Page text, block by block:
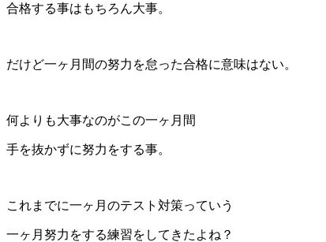
合格する事はもちろん大事。
だけど一ヶ月間の努力を怠った合格に意味はない。
何よりも大事なのがこの一ヶ月間
手を抜かずに努力をする事。
これまでに一ヶ月のテスト対策っていう
一ヶ月努力をする練習をしてきたよね？